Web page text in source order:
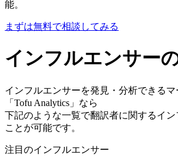
能。
まずは無料で相談してみる
インフルエンサー
インフルエンサーを発見・分析できる
「Tofu Analytics」なら
下記のような一覧で翻訳者に関するイ
ことが可能です。
注目のインフルエンサー